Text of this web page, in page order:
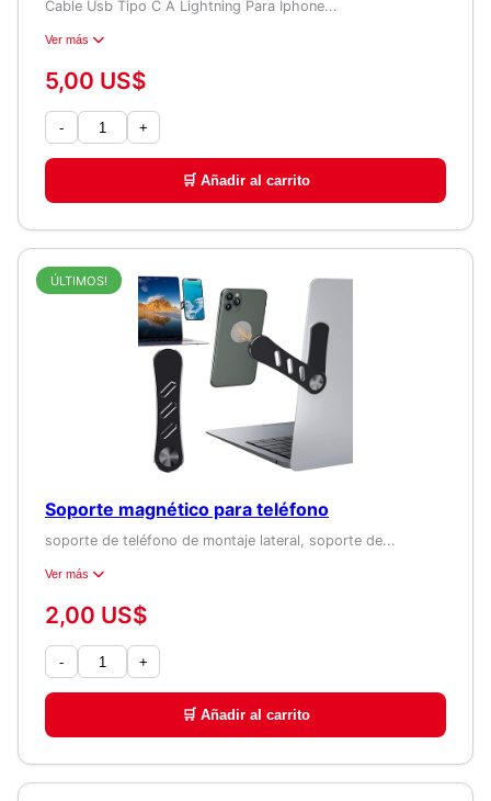
Cable Usb Tipo C A Lightning Para Iphone...
Ver más
5,00 US$
- +
🛒 Añadir al carrito
ÚLTIMOS!
Soporte magnético para teléfono
soporte de teléfono de montaje lateral, soporte de...
Ver más
2,00 US$
- +
🛒 Añadir al carrito